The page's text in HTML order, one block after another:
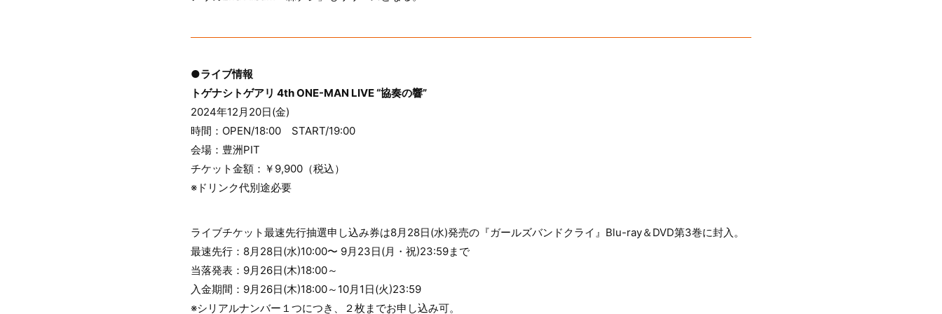
●ライブ情報
トゲナシトゲアリ 4th ONE-MAN LIVE “協奏の響”
2024年12月20日(金)
時間：OPEN/18:00 START/19:00
会場：豊洲PIT
チケット金額：￥9,900（税込）
※ドリンク代別途必要
ライブチケット最速先行抽選申し込み券は8月28日(水)発売の『ガールズバンドクライ』Blu-ray＆DVD第3巻に封入。
最速先行：8月28日(水)10:00〜 9月23日(月・祝)23:59まで
当落発表：9月26日(木)18:00～
入金期間：9月26日(木)18:00～10月1日(火)23:59
※シリアルナンバー１つにつき、２枚までお申し込み可。